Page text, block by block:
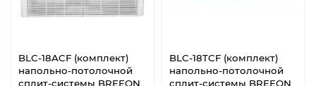
BLC-18ACF (комплект)
напольно-потолочной
сплит-системы BREEON
BLC-18TCF (комплект)
напольно-потолочной
сплит-системы BREEON